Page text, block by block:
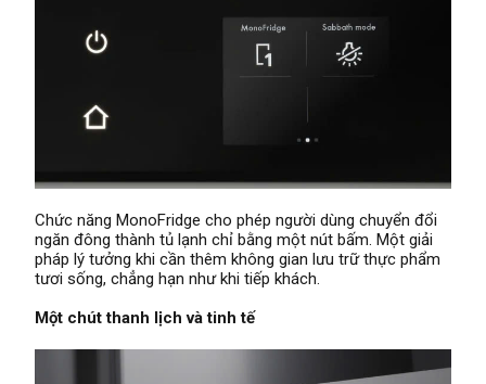
Chức năng MonoFridge cho phép người dùng chuyển đổi
ngăn đông thành tủ lạnh chỉ bằng một nút bấm. Một giải
pháp lý tưởng khi cần thêm không gian lưu trữ thực phẩm
tươi sống, chẳng hạn như khi tiếp khách.
Một chút thanh lịch và tinh tế